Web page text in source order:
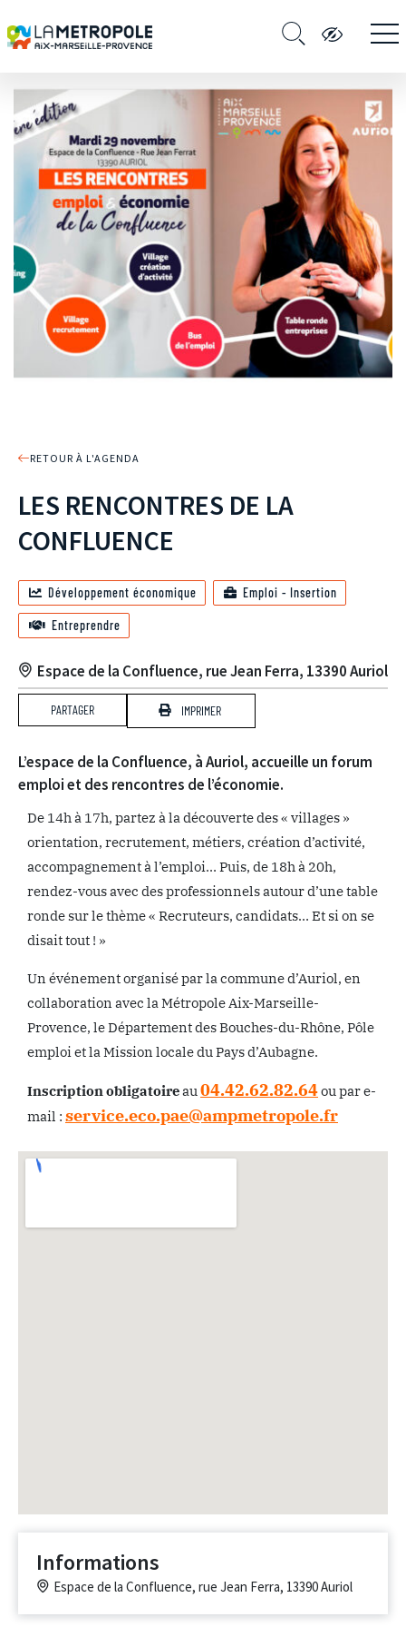
RETOUR À L'AGENDA
LES RENCONTRES DE LA
CONFLUENCE
Développement économique Emploi - Insertion
Entreprendre
Espace de la Confluence, rue Jean Ferra, 13390 Auriol
PARTAGER IMPRIMER
L’espace de la Confluence, à Auriol, accueille un forum
emploi et des rencontres de l’économie.
De 14h à 17h, partez à la découverte des « villages »
orientation, recrutement, métiers, création d’activité,
accompagnement à l’emploi… Puis, de 18h à 20h,
rendez-vous avec des professionnels autour d’une table
ronde sur le thème « Recruteurs, candidats… Et si on se
disait tout ! »
Un événement organisé par la commune d’Auriol, en
collaboration avec la Métropole Aix-Marseille-
Provence, le Département des Bouches-du-Rhône, Pôle
emploi et la Mission locale du Pays d’Aubagne.
Inscription obligatoireau 04.42.62.82.64ou par e-
mail : service.eco.pae@ampmetropole.fr
Informations
Espace de la Confluence, rue Jean Ferra, 13390 Auriol